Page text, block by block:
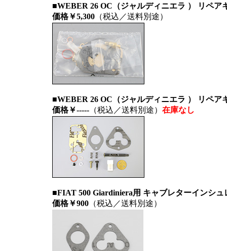
■WEBER 26 OC（ジャルディニエラ ） リペア
価格￥5,300（税込／送料別途）
■WEBER 26 OC（ジャルディニエラ ） リペア
価格￥-----（税込／送料別途） 在庫なし
■FIAT 500 Giardiniera用 キャブレターインシ
価格￥900（税込／送料別途）